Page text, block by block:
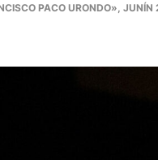
PACO URONDO»,